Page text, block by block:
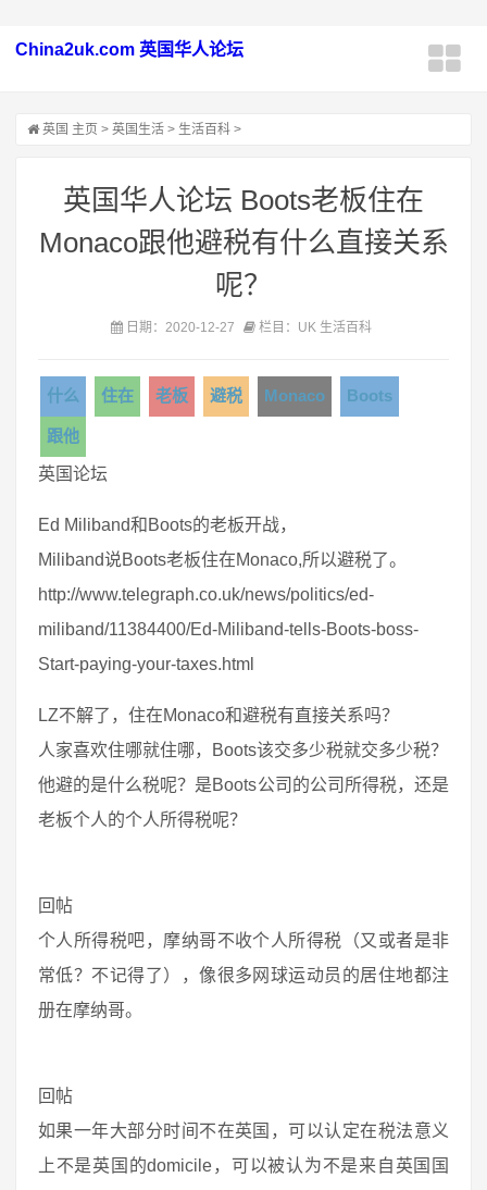
China2uk.com 英国华人论坛
英国 主页 > 英国生活 > 生活百科 >
英国华人论坛 Boots老板住在
Monaco跟他避税有什么直接关系
呢？
日期：2020-12-27 栏目：UK 生活百科
什么 住在 老板 避税 Monaco Boots
跟他
英国论坛
Ed Miliband和Boots的老板开战，
Miliband说Boots老板住在Monaco,所以避税了。
http://www.telegraph.co.uk/news/politics/ed-
miliband/11384400/Ed-Miliband-tells-Boots-boss-
Start-paying-your-taxes.html
LZ不解了，住在Monaco和避税有直接关系吗？
人家喜欢住哪就住哪，Boots该交多少税就交多少税？
他避的是什么税呢？是Boots公司的公司所得税，还是
老板个人的个人所得税呢？
回帖
个人所得税吧，摩纳哥不收个人所得税（又或者是非
常低？不记得了），像很多网球运动员的居住地都注
册在摩纳哥。
回帖
如果一年大部分时间不在英国，可以认定在税法意义
上不是英国的domicile，可以被认为不是来自英国国